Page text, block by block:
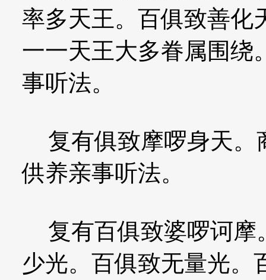
率多天王。百俱致善化
一一天王大多眷属围绕
事听法。
复有俱致摩啰身天。
供养亲事听法。
复有百俱致婆啰诃摩
少光。百俱致无量光。